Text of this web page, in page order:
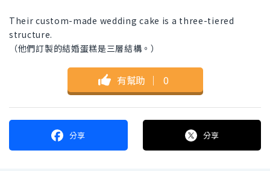
Their custom-made wedding cake is a three-tiered
structure.
（他們訂製的結婚蛋糕是三層結構。）
有幫助 ｜ 0
分享 分享